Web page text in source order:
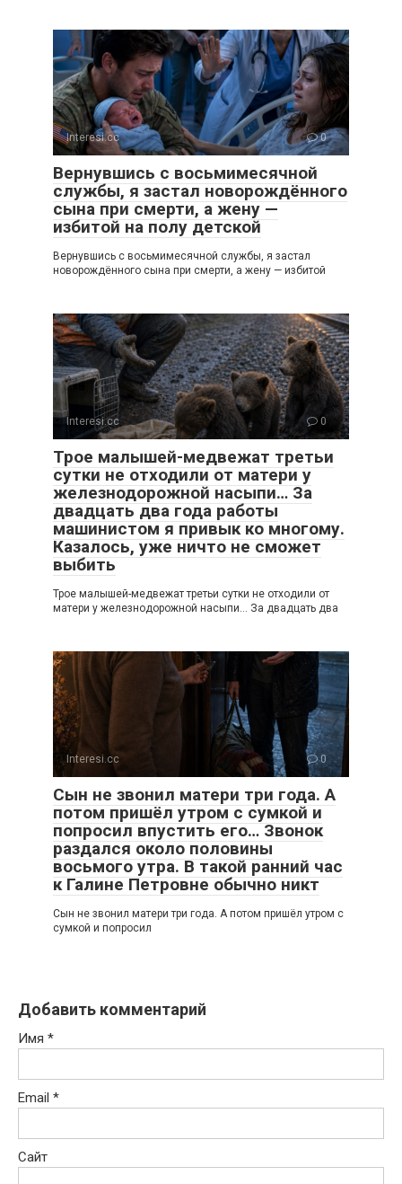
Interesi.cc 0
Вернувшись с восьмимесячной
службы, я застал новорождённого
сына при смерти, а жену —
избитой на полу детской
Вернувшись с восьмимесячной службы, я застал
новорождённого сына при смерти, а жену — избитой
Interesi.cc 0
Трое малышей-медвежат третьи
сутки не отходили от матери у
железнодорожной насыпи… За
двадцать два года работы
машинистом я привык ко многому.
Казалось, уже ничто не сможет
выбить
Трое малышей-медвежат третьи сутки не отходили от
матери у железнодорожной насыпи… За двадцать два
Interesi.cc 0
Сын не звонил матери три года. А
потом пришёл утром с сумкой и
попросил впустить его… Звонок
раздался около половины
восьмого утра. В такой ранний час
к Галине Петровне обычно никт
Сын не звонил матери три года. А потом пришёл утром с
сумкой и попросил
Добавить комментарий
Имя *
Email *
Сайт